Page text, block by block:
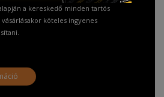
a kereskedő minden tartós
köteles ingyenes